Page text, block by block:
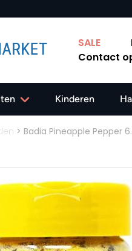
SALE
Contact
Kinderen
> Badia Pineapple Pepper